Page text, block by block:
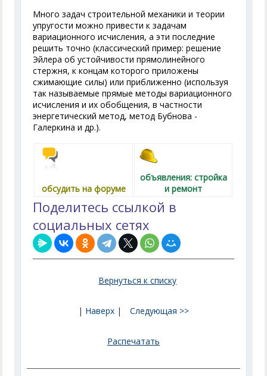
Много задач строительной механики и теории
упругости можно привести к задачам
вариационного исчисления, а эти последние
решить точно (классический пример: решение
Эйлера об устойчивости прямолинейного
стержня, к концам которого приложены
сжимающие силы) или приближенно (используя
так называемые прямые методы вариационного
исчисления и их обобщения, в частности
энергетический метод, метод Бубнова -
Галеркина и др.).
обсудить на форуме
объявления: стройка
и ремонт
Поделитесь ссылкой в
социальных сетях
Вернуться к списку
| Наверх| Следующая >>
Распечатать